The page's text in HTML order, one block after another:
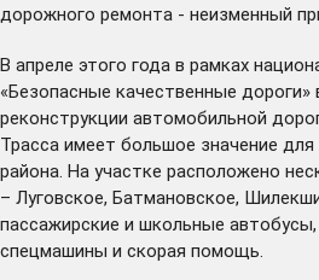
дорожного ремонта - неизменный
В апреле этого года в рамках
«Безопасные качественные дороги»
реконструкции автомобильной
Трасса имеет большое значение
района. На участке расположено
– Луговское, Батмановское,
пассажирские и школьные
спецмашины и скорая помощь.